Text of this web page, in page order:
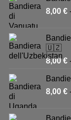
8,00 €
🇺🇿
8,00€
8,00 €